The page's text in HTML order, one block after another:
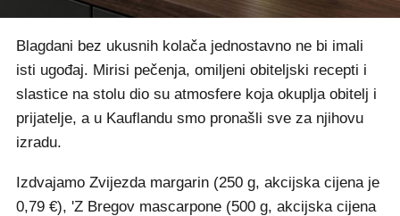
Blagdani bez ukusnih kolača jednostavno ne bi imali
isti ugođaj. Mirisi pečenja, omiljeni obiteljski recepti i
slastice na stolu dio su atmosfere koja okuplja obitelj i
prijatelje, a u Kauflandu smo pronašli sve za njihovu
izradu.
Izdvajamo Zvijezda margarin (250 g, akcijska cijena je
0,79 €), 'Z Bregov mascarpone (500 g, akcijska cijena